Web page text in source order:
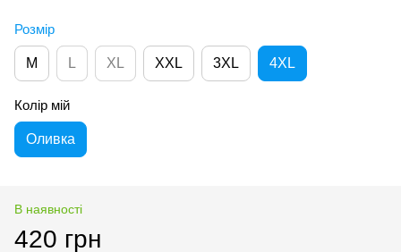
Розмір
M L XL XXL 3XL 4XL
Колір мій
Оливка
В наявності
420 грн